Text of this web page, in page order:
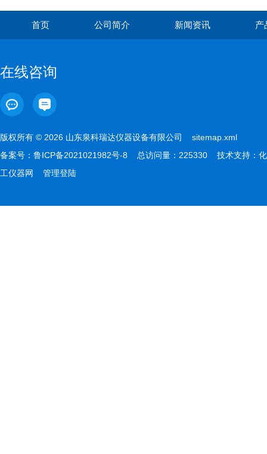
首页 公司简介 新闻资讯 产
在线咨询
版权所有 © 2026 山东泉科瑞达仪器设备有限公司 sitemap.xml
备案号： 鲁ICP备2021021982号-8 总访问量：225330 技术支持： 化
工仪器网
管理登陆